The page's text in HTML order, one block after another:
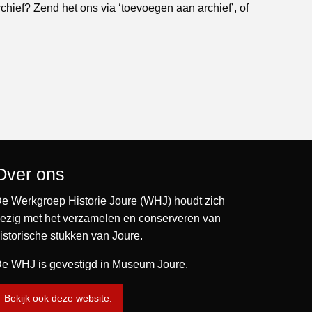
Zend het ons via ‘toevoegen aan archief’, of
ons
Werkgroep Historie Joure (WHJ) houdt zich
met het verzamelen en conserveren van
stukken van Joure.
WHJ is gevestigd in Museum Joure.
Bekijk ook deze website.